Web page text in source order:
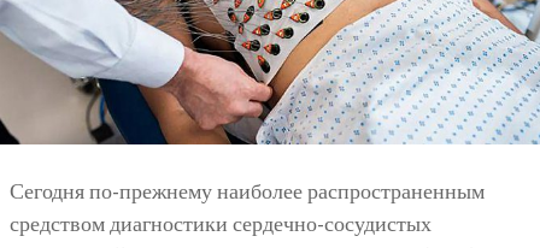
Сегодня по-прежнему наиболее распространенным
средством диагностики сердечно-сосудистых